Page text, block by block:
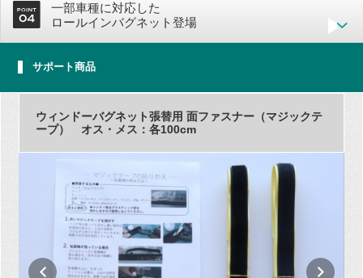
一部車種に対応した
ロールインバグネット登場
サポート商品
ウィンドーバグネット張替用 面ファスナー（マジックテ
ープ） オス・メス：各100cm